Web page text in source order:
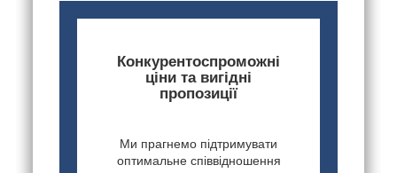
Конкурентоспроможні
ціни та вигідні
пропозиції
Ми прагнемо підтримувати
оптимальне співвідношення